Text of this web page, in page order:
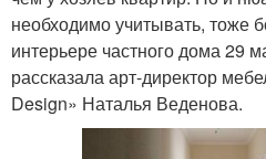
необходимо учитывать, тоже
интерьере частного дома 29
рассказала арт-директор
Design» Наталья Веденова.